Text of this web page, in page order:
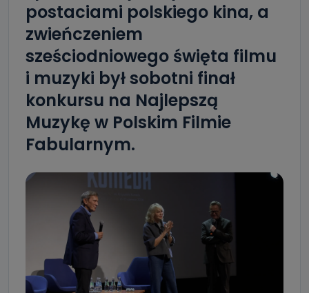
postaciami polskiego kina, a
zwieńczeniem
sześciodniowego święta filmu
i muzyki był sobotni finał
konkursu na Najlepszą
Muzykę w Polskim Filmie
Fabularnym.